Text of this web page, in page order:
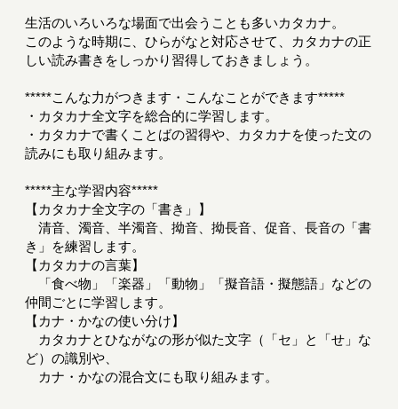
生活のいろいろな場面で出会うことも多いカタカナ。
このような時期に、ひらがなと対応させて、カタカナの正
しい読み書きをしっかり習得しておきましょう。
*****こんな力がつきます・こんなことができます*****
・カタカナ全文字を総合的に学習します。
・カタカナで書くことばの習得や、カタカナを使った文の
読みにも取り組みます。
*****主な学習内容*****
【カタカナ全文字の「書き」】
清音、濁音、半濁音、拗音、拗長音、促音、長音の「書
き」を練習します。
【カタカナの言葉】
「食べ物」「楽器」「動物」「擬音語・擬態語」などの
仲間ごとに学習します。
【カナ・かなの使い分け】
カタカナとひながなの形が似た文字（「セ」と「せ」な
ど）の識別や、
カナ・かなの混合文にも取り組みます。